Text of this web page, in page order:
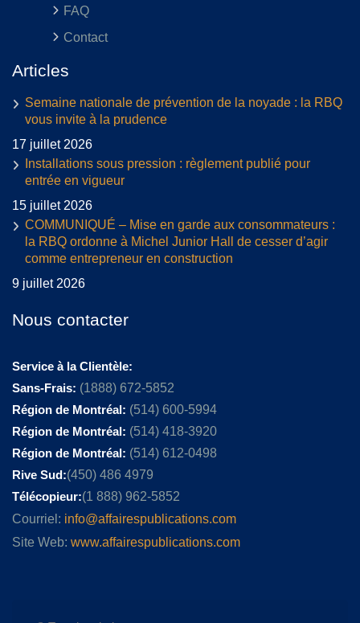
FAQ
Contact
Articles
Semaine nationale de prévention de la noyade : la RBQ
vous invite à la prudence
17 juillet 2026
Installations sous pression : règlement publié pour
entrée en vigueur
15 juillet 2026
COMMUNIQUÉ – Mise en garde aux consommateurs :
la RBQ ordonne à Michel Junior Hall de cesser d’agir
comme entrepreneur en construction
9 juillet 2026
Nous contacter
Service à la Clientèle:
Sans-Frais: (1888) 672-5852
Région de Montréal: (514) 600-5994
Région de Montréal: (514) 418-3920
Région de Montréal: (514) 612-0498
Rive Sud:(450) 486 4979
Télécopieur:(1 888) 962-5852
Courriel: info@affairespublications.com
Site Web: www.affairespublications.com